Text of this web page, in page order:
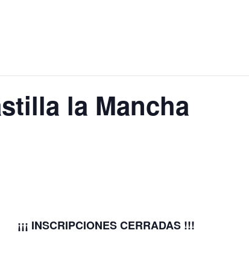
la Mancha
¡¡¡ INSCRIPCIONES CERRADAS !!!